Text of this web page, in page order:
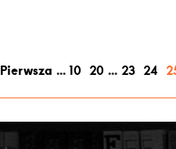
Pierwsza ... 10 20 ... 23 24